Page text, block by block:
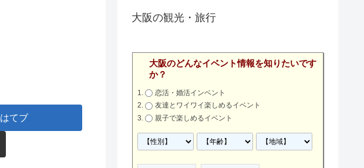
はてブ
大阪の観光・旅行
大阪のどんなイベント情報を知りたいです
か？
恋活・婚活インベント
友達とワイワイ楽しめるイベント
親子で楽しめるイベント